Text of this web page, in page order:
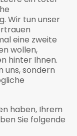
Wir tun unser
eine zweite
wollen,
hinter Ihnen.
uns, sondern
haben, Ihrem
Sie folgende